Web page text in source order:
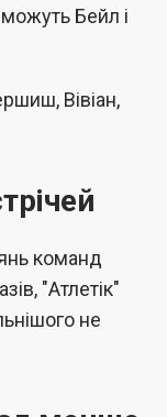
Бейл і
Вівіан,
команд
"Атлетік"
не